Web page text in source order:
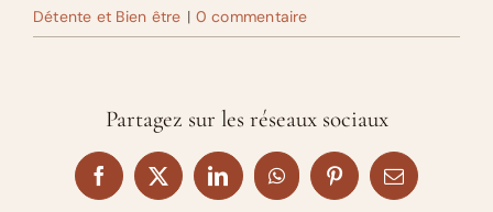
Détente et Bien être | 0 commentaire
Partagez sur les réseaux sociaux
Facebook
X LinkedInWhatsAppPinterestEmail